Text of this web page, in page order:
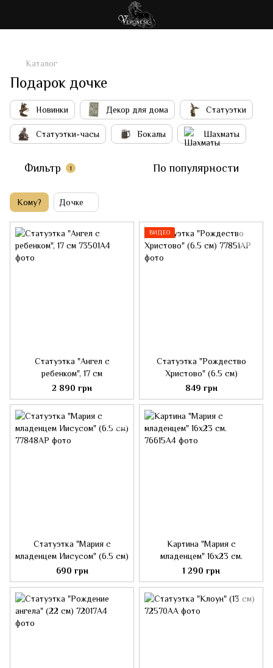
Каталог
Подарок дочке
Новинки Декор для дома Статуэтки
Статуэтки-часы Бокалы Шахматы
Фильтр 1 По популярности
Кому? Дочке
Статуэтка "Ангел с
ребенком", 17 см
2 890 грн
ВИДЕО
Статуэтка "Рождество
Христово" (6.5 см)
849 грн
Статуэтка "Мария с
младенцем Иисусом" (6.5 см)
690 грн
Картина "Мария с
младенцем" 16х23 см.
1 290 грн